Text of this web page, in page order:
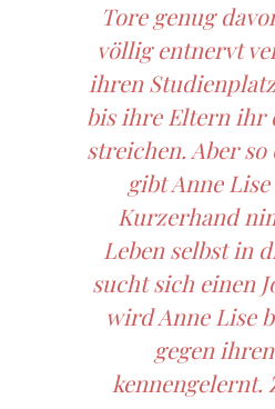
Tore genug
völlig entnervt
ihren
bis ihre Eltern ihr
streichen. Aber so
gibt Anne
Kurzerhand
Leben selbst in
sucht sich einen
wird Anne Lise
gegen
kennengelernt.